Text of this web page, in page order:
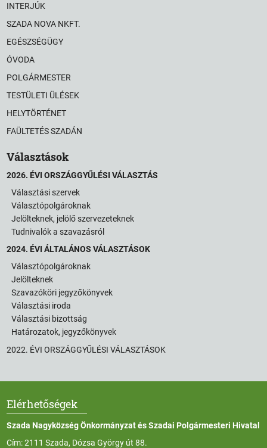
INTERJÚK
SZADA NOVA NKFT.
EGÉSZSÉGÜGY
ÓVODA
POLGÁRMESTER
TESTÜLETI ÜLÉSEK
HELYTÖRTÉNET
FAÜLTETÉS SZADÁN
Választások
2026. ÉVI ORSZÁGGYŰLÉSI VÁLASZTÁS
Választási szervek
Választópolgároknak
Jelölteknek, jelölő szervezeteknek
Tudnivalók a szavazásról
2024. ÉVI ÁLTALÁNOS VÁLASZTÁSOK
Választópolgároknak
Jelölteknek
Szavazóköri jegyzőkönyvek
Választási iroda
Választási bizottság
Határozatok, jegyzőkönyvek
2022. ÉVI ORSZÁGGYŰLÉSI VÁLASZTÁSOK
Elérhetőségek
Szada Nagyközség Önkormányzat és Szadai Polgármesteri Hivatal
Cím: 2111 Szada, Dózsa György út 88.